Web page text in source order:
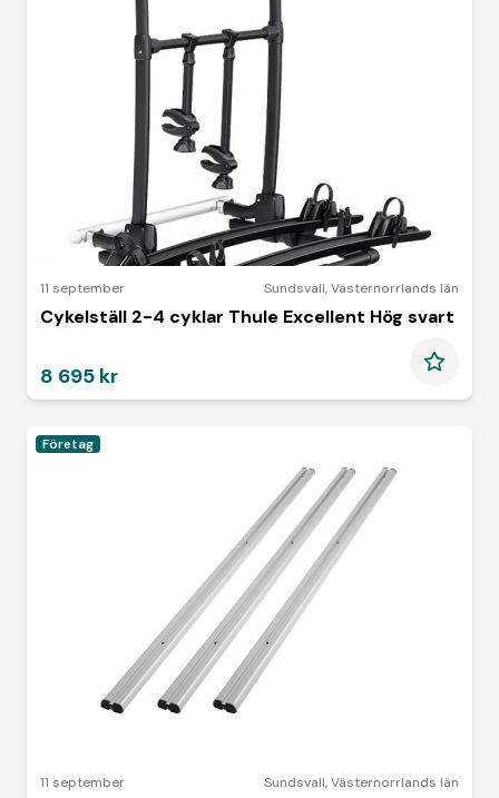
11 september Sundsvall,Västernorrlands län
Cykelställ 2-4 cyklar Thule Excellent Hög svart
8 695 kr
Företag
11 september Sundsvall,Västernorrlands län